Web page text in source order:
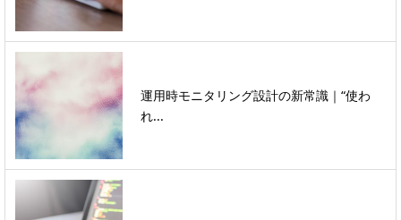
運用時モニタリング設計の新常識｜“使わ
れ...